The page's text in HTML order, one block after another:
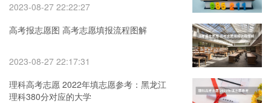
2023-08-27 22:22:27
高考报志愿图 高考志愿填报流程图解
2023-08-27 22:17:31
理科高考志愿 2022年填志愿参考：黑龙江
理科380分对应的大学